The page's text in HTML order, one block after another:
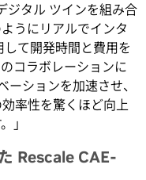
ジタル ツインを組み合
うにリアルでインタ
て開発時間と費用を
コラボレーションに
ションを加速させ、
率性を驚くほど向上
」
Rescale CAE-